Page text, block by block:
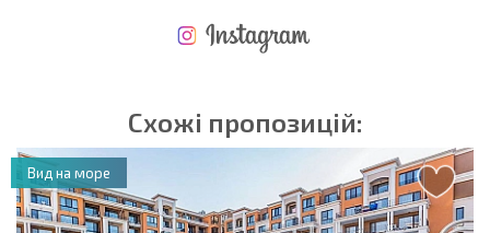
Схожі пропозицій:
Вид на море